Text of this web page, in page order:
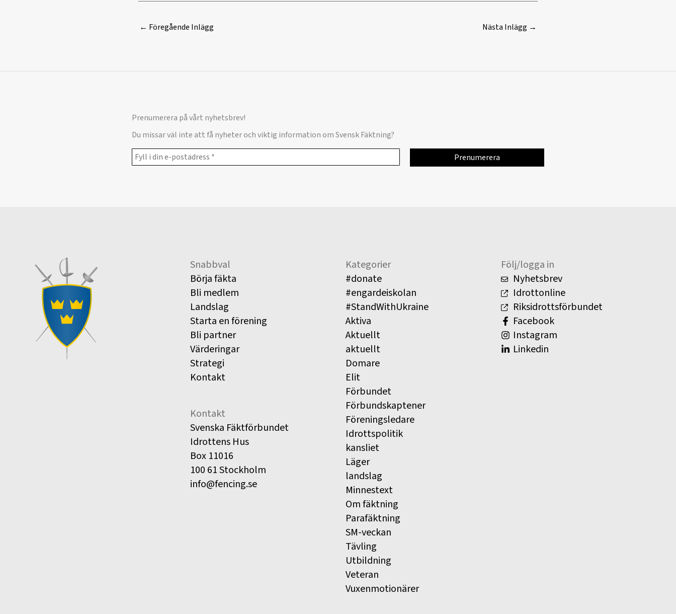
← Föregående Inlägg Nästa Inlägg →
Prenumerera på vårt nyhetsbrev!
Du missar väl inte att få nyheter och viktig information om Svensk Fäktning?
Snabbval
Börja fäkta
Bli medlem
Landslag
Starta en förening
Bli partner
Värderingar
Strategi
Kontakt
Kontakt
Svenska Fäktförbundet
Idrottens Hus
Box 11016
100 61 Stockholm
info@fencing.se
Kategorier
#donate
#engardeiskolan
#StandWithUkraine
Aktiva
Aktuellt
aktuellt
Domare
Elit
Förbundet
Förbundskaptener
Föreningsledare
Idrottspolitik
kansliet
Läger
landslag
Minnestext
Om fäktning
Parafäktning
SM-veckan
Tävling
Utbildning
Veteran
Vuxenmotionärer
Följ/logga in
Nyhetsbrev
Idrottonline
Riksidrottsförbundet
Facebook
Instagram
Linkedin